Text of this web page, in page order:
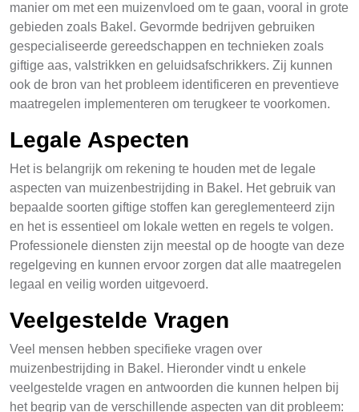
manier om met een muizenvloed om te gaan, vooral in grote
gebieden zoals Bakel. Gevormde bedrijven gebruiken
gespecialiseerde gereedschappen en technieken zoals
giftige aas, valstrikken en geluidsafschrikkers. Zij kunnen
ook de bron van het probleem identificeren en preventieve
maatregelen implementeren om terugkeer te voorkomen.
Legale Aspecten
Het is belangrijk om rekening te houden met de legale
aspecten van muizenbestrijding in Bakel. Het gebruik van
bepaalde soorten giftige stoffen kan gereglementeerd zijn
en het is essentieel om lokale wetten en regels te volgen.
Professionele diensten zijn meestal op de hoogte van deze
regelgeving en kunnen ervoor zorgen dat alle maatregelen
legaal en veilig worden uitgevoerd.
Veelgestelde Vragen
Veel mensen hebben specifieke vragen over
muizenbestrijding in Bakel. Hieronder vindt u enkele
veelgestelde vragen en antwoorden die kunnen helpen bij
het begrip van de verschillende aspecten van dit probleem: